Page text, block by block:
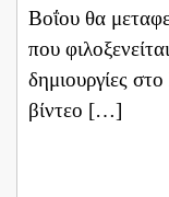
Βοΐου θα
που
δημιουργίες
βίντεο […]